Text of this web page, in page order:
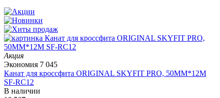
Акция
Экономия 7 045
Канат для кроссфита ORIGINAL SKYFIT PRO, 50MM*12M
SF-RС12
В наличии